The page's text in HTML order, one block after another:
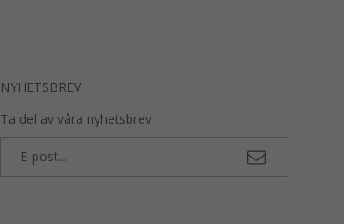
NYHETSBREV
Ta del av våra nyhetsbrev